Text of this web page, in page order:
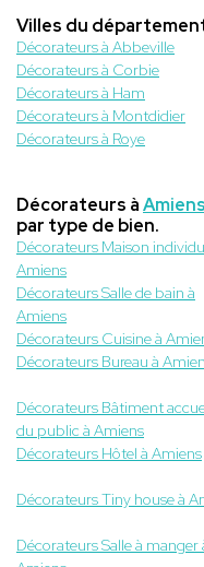
Villes du
Décorateurs à Abbeville
Décorateurs à Corbie
Décorateurs à Ham
Décorateurs à Montdidier
Décorateurs à Roye
Décorateurs àAmiens
par type de bien.
Décorateurs Maison
Amiens
Décorateurs Salle de bain à
Amiens
Décorateurs Cuisine à
Décorateurs Bureau à
Décorateurs Bâtiment
du public à Amiens
Décorateurs Hôtel à Amiens
Décorateurs Tiny house à
Décorateurs Salle à manger